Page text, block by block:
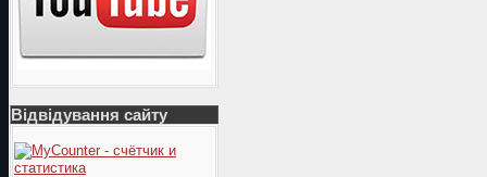
Відвідування сайту